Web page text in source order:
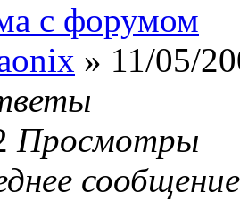
с форумом
» 11/05/
Просмотры